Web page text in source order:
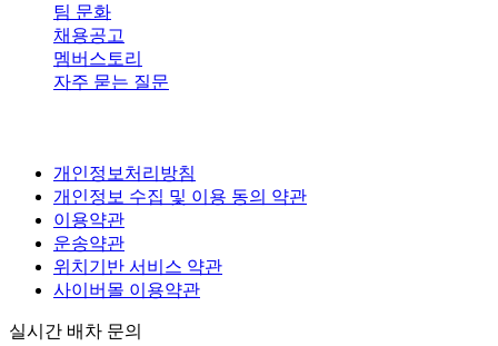
팀 문화
채용공고
멤버스토리
자주 묻는 질문
개인정보처리방침
개인정보 수집 및 이용 동의 약관
이용약관
운송약관
위치기반 서비스 약관
사이버몰 이용약관
실시간 배차 문의